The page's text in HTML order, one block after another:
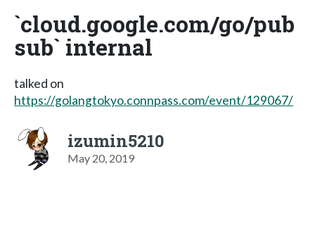
`cloud.google.com/go/pub
sub` internal
talked on
https://golangtokyo.connpass.com/event/129067/
izumin5210
May 20, 2019